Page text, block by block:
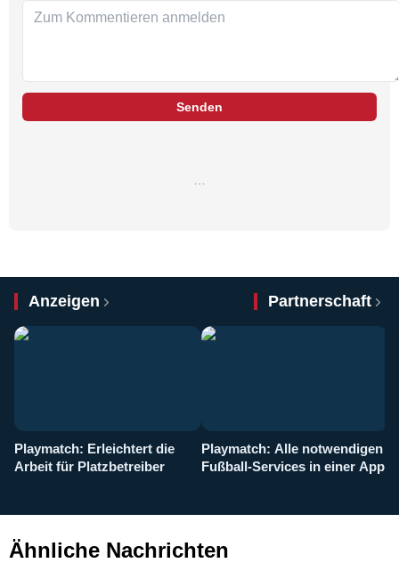
Senden
Anzeigen Partnerschaft
Playmatch: Erleichtert die
Arbeit für Platzbetreiber
Playmatch: Alle notwendigen
Fußball-Services in einer App
Ähnliche Nachrichten